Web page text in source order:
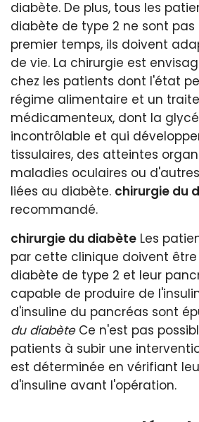
diabète. De plus, tous les
diabète de type 2 ne sont pas
premier temps, ils doivent
de vie. La chirurgie est
chez les patients dont l'état
régime alimentaire et un
médicamenteux, dont la
incontrôlable et qui
tissulaires, des atteintes
maladies oculaires ou
liées au diabète. chirurgie du
recommandé.
chirurgie du diabète Les
par cette clinique doivent
diabète de type 2 et leur
capable de produire de
d'insuline du pancréas sont
du diabèteCe n'est pas
patients à subir une
est déterminée en vérifiant
d'insuline avant l'opération.